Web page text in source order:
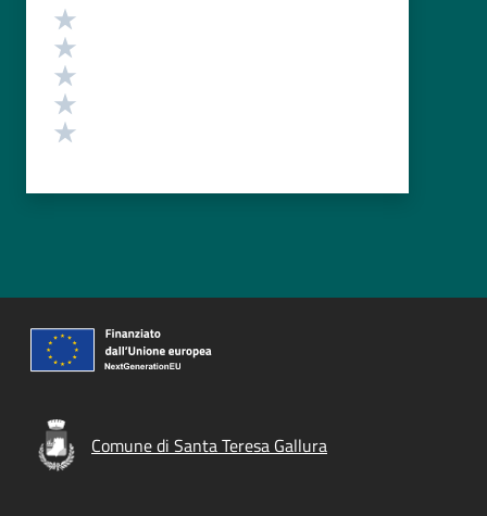
Valutazione
Comune di Santa Teresa Gallura